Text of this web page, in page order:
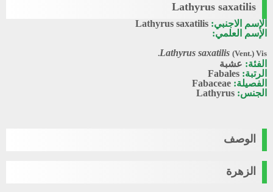
Lathyrus saxatilis
الإسم الاجنبي: Lathyrus saxatilis
الإسم العلمي:
Lathyrus saxatilis (Vent.) Vis.
الفئة: عشبة
الرتبة: Fabales
الفصيلة: Fabaceae
الجنس: Lathyrus
الوصف
الزهرة